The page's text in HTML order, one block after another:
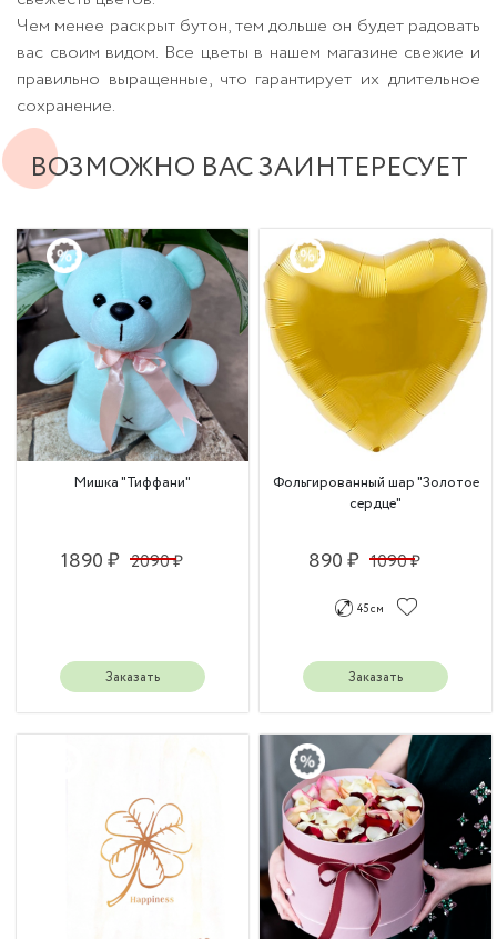
Чем менее раскрыт бутон, тем дольше он будет радовать
вас своим видом. Все цветы в нашем магазине свежие и
правильно выращенные, что гарантирует их длительное
сохранение.
ВОЗМОЖНО ВАС ЗАИНТЕРЕСУЕТ
Мишка "Тиффани"
1890 ₽ 2090 ₽
Заказать
Фольгированный шар "Золотое
сердце"
890 ₽ 1090 ₽
45 см
Заказать